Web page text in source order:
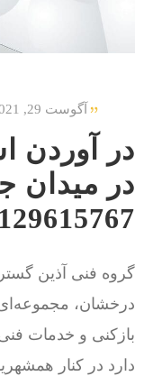
آگوست 29, 2021
در آوردن
در میدان
درخشان، مجموعه‌ای
بازکنی و خدمات
دارد در کنار